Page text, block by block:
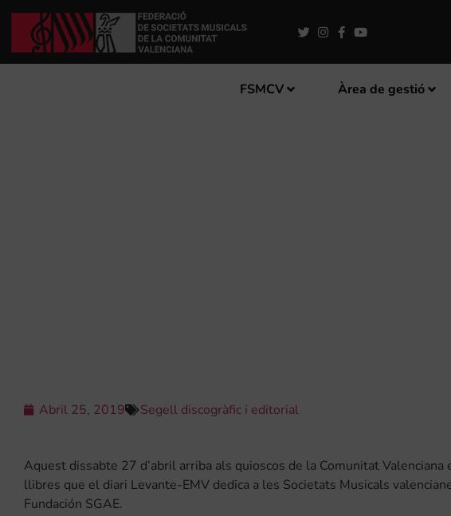
FSMCV Àrea de gestió
Abril 25, 2019 Segell discogràfic i editorial
Aquest dissabte 27 d’abril arriba als quioscos de la Comunitat
llibres que el diari Levante-EMV dedica a les Societats Musicals
Fundación SGAE.